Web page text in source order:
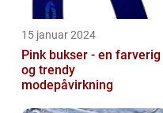
15 januar 2024
Pink bukser - en farverig
og trendy
modepåvirkning